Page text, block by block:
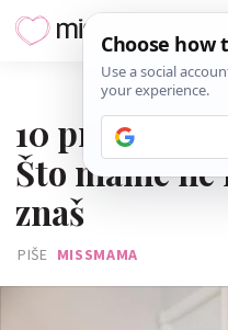
10 pravila za
Što mame
znaš
PIŠE MISSMAMA